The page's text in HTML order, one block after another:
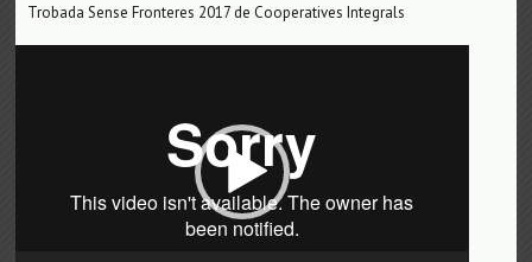
Trobada Sense Fronteres 2017 de Cooperatives Integrals